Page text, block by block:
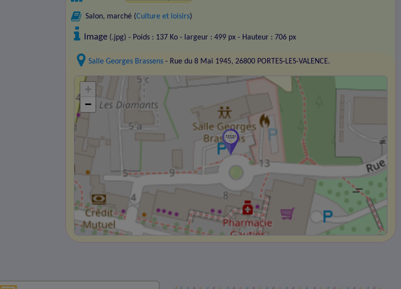
Salon, marché (Culture et loisirs)
Image (.jpg) - Poids : 137 Ko - largeur : 499 px - Hauteur : 706 px
Salle Georges Brassens - Rue du 8 Mai 1945, 26800 PORTES-LES-VALENCE.
+
−